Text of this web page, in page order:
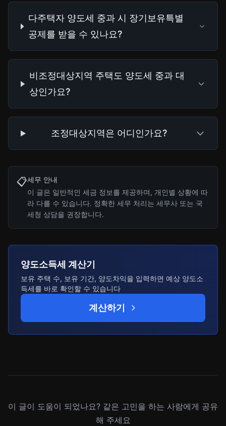
다주택자 양도세 중과 시 장기보유특별
공제를 받을 수 있나요?
비조정대상지역 주택도 양도세 중과 대
상인가요?
조정대상지역은 어디인가요?
📋세무 안내
이 글은 일반적인 세금 정보를 제공하며, 개인별 상황에 따
라 다를 수 있습니다. 정확한 세무 처리는 세무사 또는 국
세청 상담을 권장합니다.
양도소득세 계산기
보유 주택 수, 보유 기간, 양도차익을 입력하면 예상 양도소
득세를 바로 확인할 수 있습니다
계산하기
이 글이 도움이 되었나요? 같은 고민을 하는 사람에게 공유
해 주세요